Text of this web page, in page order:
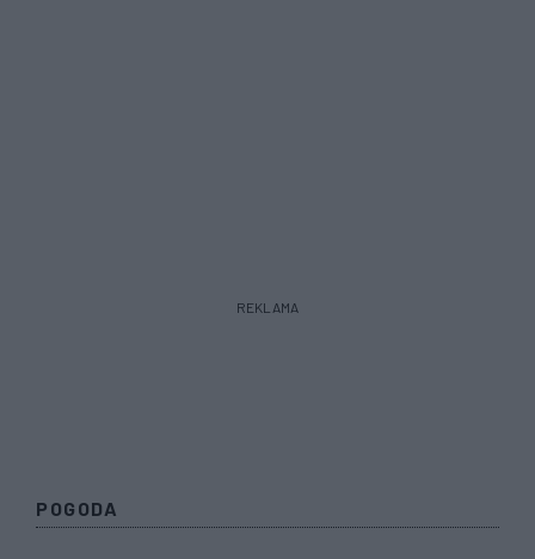
REKLAMA
POGODA